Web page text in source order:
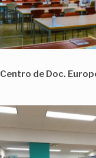
Centro de Doc.